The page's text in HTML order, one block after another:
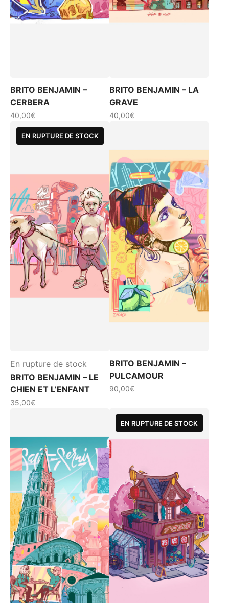
BRITO BENJAMIN –
CERBERA
40,00€
BRITO BENJAMIN – LA
GRAVE
40,00€
En rupture de stock
BRITO BENJAMIN – LE
CHIEN ET L’ENFANT
35,00€
BRITO BENJAMIN –
PULCAMOUR
90,00€